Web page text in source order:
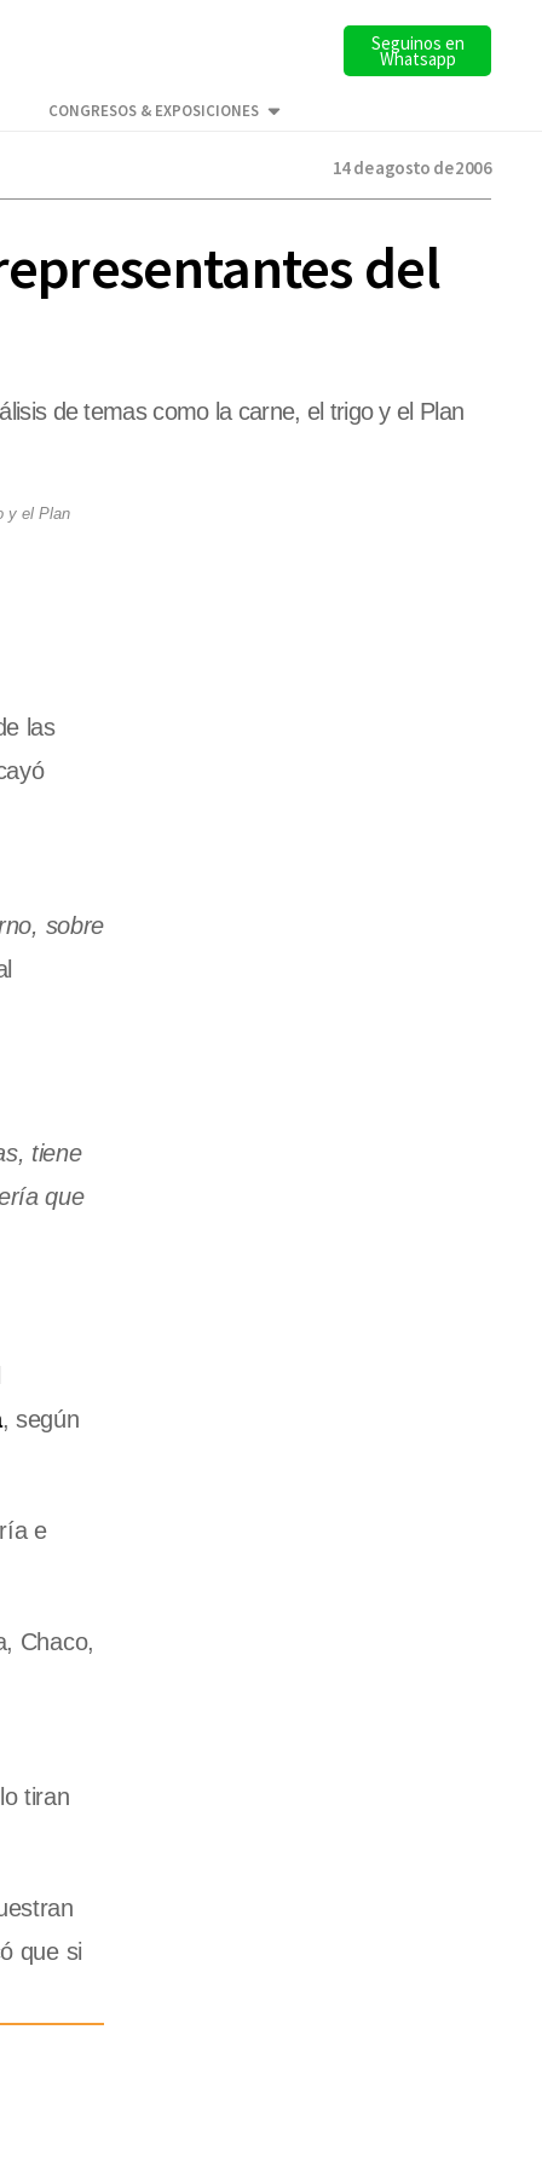
Seguinos en
Whatsapp
CONGRESOS & EXPOSICIONES
14 de agosto de 2006
del
de temas como la carne, el trigo y el Plan
y el Plan
las
sobre
tiene
que
, según
e
Chaco,
tiran
que si